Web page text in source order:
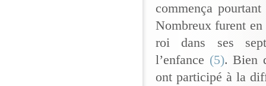
commença
Nombreux furent en
roi dans ses
l’enfance (5). Bien
ont participé à la